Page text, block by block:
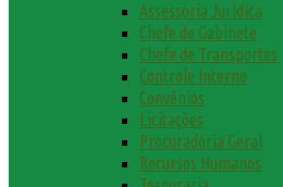
Assessoria Jurídica
Chefe de Gabinete
Chefe de Transportes
Controle Interno
Convênios
Licitações
Procuradoria Geral
Recursos Humanos